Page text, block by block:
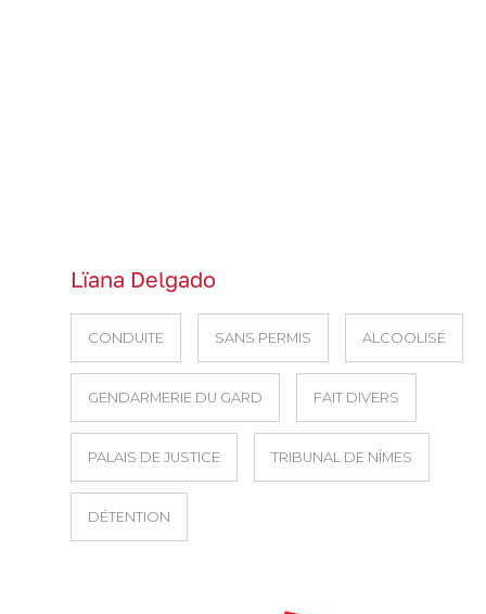
Lïana Delgado
CONDUITE SANS PERMIS ALCOOLISÉ
GENDARMERIE DU GARD FAIT DIVERS
PALAIS DE JUSTICE TRIBUNAL DE NÎMES
DÉTENTION